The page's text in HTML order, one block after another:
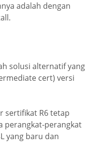
adalah dengan
solusi alternatif yang
cert) versi
sertifikat R6 tetap
perangkat-perangkat
yang baru dan